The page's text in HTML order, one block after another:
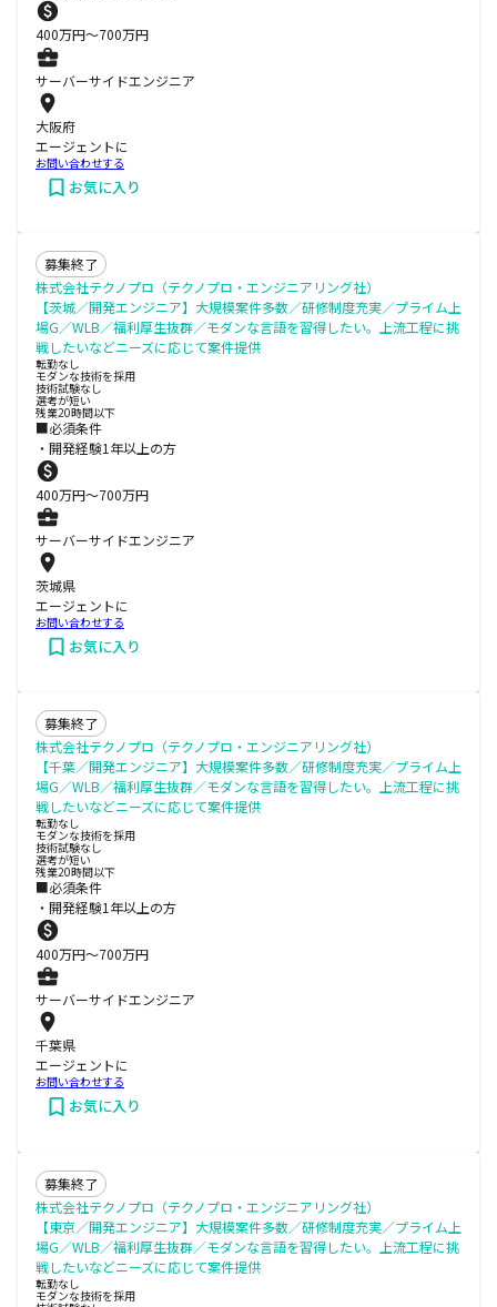
400万円〜700万円
サーバーサイドエンジニア
大阪府
エージェントに
お問い合わせする
お気に入り
募集終了
株式会社テクノプロ（テクノプロ・エンジニアリング社）
【茨城／開発エンジニア】大規模案件多数／研修制度充実／プライム上
場G／WLB／福利厚生抜群／モダンな言語を習得したい。上流工程に挑
戦したいなどニーズに応じて案件提供
転勤なし
モダンな技術を採用
技術試験なし
選考が短い
残業20時間以下
■必須条件
・開発経験1年以上の方
400万円〜700万円
サーバーサイドエンジニア
茨城県
エージェントに
お問い合わせする
お気に入り
募集終了
株式会社テクノプロ（テクノプロ・エンジニアリング社）
【千葉／開発エンジニア】大規模案件多数／研修制度充実／プライム上
場G／WLB／福利厚生抜群／モダンな言語を習得したい。上流工程に挑
戦したいなどニーズに応じて案件提供
転勤なし
モダンな技術を採用
技術試験なし
選考が短い
残業20時間以下
■必須条件
・開発経験1年以上の方
400万円〜700万円
サーバーサイドエンジニア
千葉県
エージェントに
お問い合わせする
お気に入り
募集終了
株式会社テクノプロ（テクノプロ・エンジニアリング社）
【東京／開発エンジニア】大規模案件多数／研修制度充実／プライム上
場G／WLB／福利厚生抜群／モダンな言語を習得したい。上流工程に挑
戦したいなどニーズに応じて案件提供
転勤なし
モダンな技術を採用